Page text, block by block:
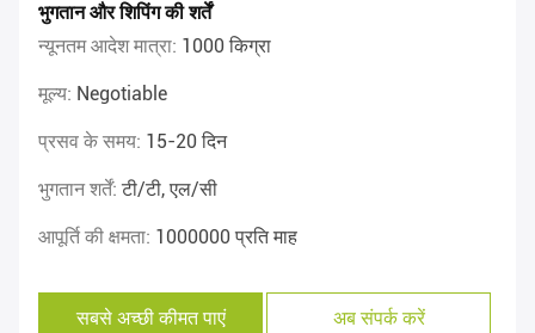
भुगतान और शिपिंग की शर्तें
न्यूनतम आदेश मात्रा: 1000 किग्रा
मूल्य: Negotiable
प्रसव के समय: 15-20 दिन
भुगतान शर्तें:टी/टी, एल/सी
आपूर्ति की क्षमता: 1000000 प्रति माह
सबसे अच्छी कीमत पाएं अब संपर्क करें